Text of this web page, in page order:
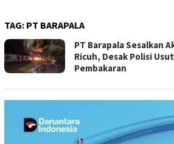
TAG: PT BARAPALA
PT Barapala Sesalkan
Ricuh, Desak Polisi
Pembakaran